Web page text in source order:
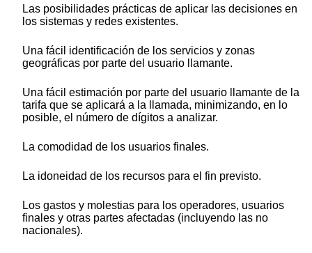
Las posibilidades prácticas de aplicar las decisiones en
los sistemas y redes existentes.
Una fácil identificación de los servicios y zonas
geográficas por parte del usuario llamante.
Una fácil estimación por parte del usuario llamante de la
tarifa que se aplicará a la llamada, minimizando, en lo
posible, el número de dígitos a analizar.
La comodidad de los usuarios finales.
La idoneidad de los recursos para el fin previsto.
Los gastos y molestias para los operadores, usuarios
finales y otras partes afectadas (incluyendo las no
nacionales).